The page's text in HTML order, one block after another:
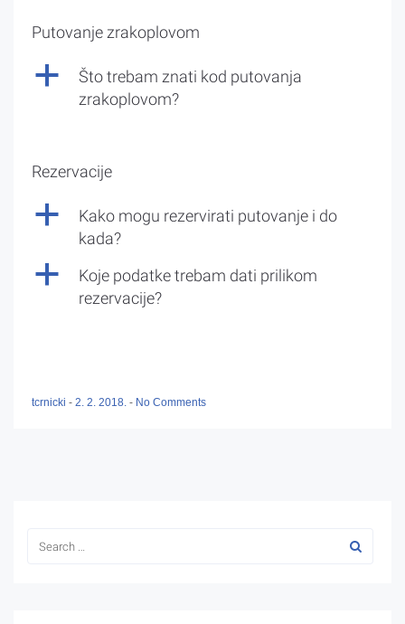
Putovanje zrakoplovom
a
Što trebam znati kod putovanja
zrakoplovom?
Rezervacije
a
Kako mogu rezervirati putovanje i do
kada?
a
Koje podatke trebam dati prilikom
rezervacije?
tcrnicki - 2. 2. 2018. - No Comments